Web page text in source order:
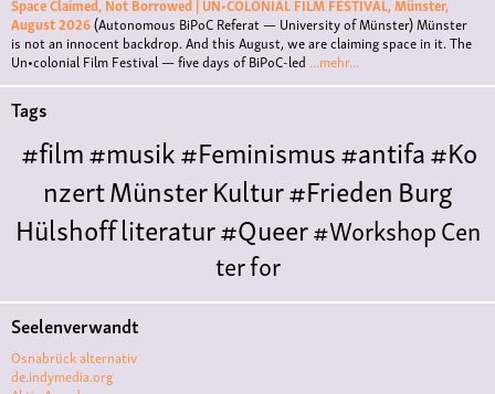
Space Claimed, Not Borrowed | UN•COLONIAL FILM FESTIVAL, Münster,
August 2026(Autonomous BiPoC Referat — University of Münster)Münster
is not an innocent backdrop. And this August, we are claiming space in it. The
Un•colonial Film Festival — five days of BiPoC-led ...mehr...
Tags
#film#musik#Feminismus#antifa#Ko
nzertMünsterKultur#FriedenBurg
Hülshoffliteratur#Queer#WorkshopCen
ter for
LiteraturePolyamoriePolytreff#liveKonzert
Polyamorietreff
Monogamie
Seelenverwandt
Osnabrück alternativ
de.indymedia.org